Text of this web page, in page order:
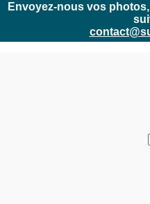
Envoyez-nous vos